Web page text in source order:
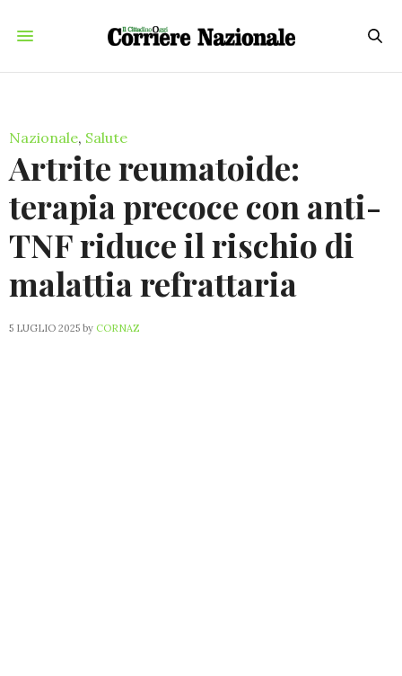
Nazionale, Salute
Artrite reumatoide:
terapia precoce con anti-
TNF riduce il rischio di
malattia refrattaria
5 LUGLIO 2025 by CORNAZ